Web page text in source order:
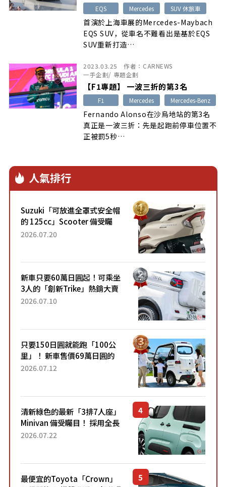
EQS Mercedes SUV 休旅車
首演於上海車展的Mercedes-Maybach
EQS SUV，從車名不難看出是基於EQS
SUV重新打造…
2023.03.25 作者： CARNEWS
一手企劃/ 專題企劃
【F1專題】 一波三折的第3名
F1 Mercedes Mercedes-Benz
Fernando Alonso在沙烏地站的第3名
真正是一波三折：先是起跑前停車位置不
正被罰5秒…
人氣排行
Suzuki「可放進全罩式安全帽
的 125cc」Scooter 備受矚
目！採用全新流線設計與各項
2026.07.20
新車只要60萬日圓起！可乘坐
3人的「創新Trike」熱銷大賣
成為人氣車款！「養車成本真
2026.07.10
只要150日圓就能跑「100公
里」！ 新車售價69萬日圓的
「3人座」Trike大受歡迎！ 順
2026.07.12
清新綠色的最新「3排7人座」
Minivan 備受矚目！ 採用全長
4.7公尺剛剛好的車身尺寸與
2026.07.22
最便宜的Toyota「Crown」